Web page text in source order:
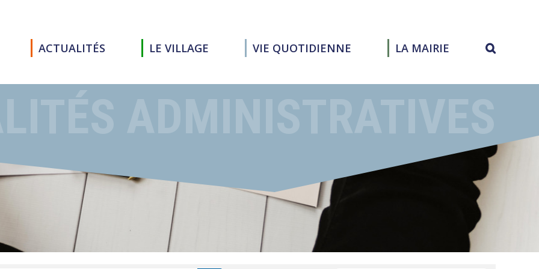
ACTUALITÉS LE VILLAGE VIE QUOTIDIENNE LA MAIRIE